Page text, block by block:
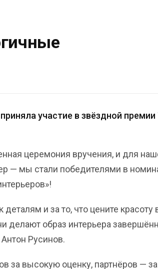
участие в звёздной
церемония вручения, и для
— мы стали победителями в
и за то, что цените
делают образ интерьера
Русинов.
за высокую оценку, партнёров —